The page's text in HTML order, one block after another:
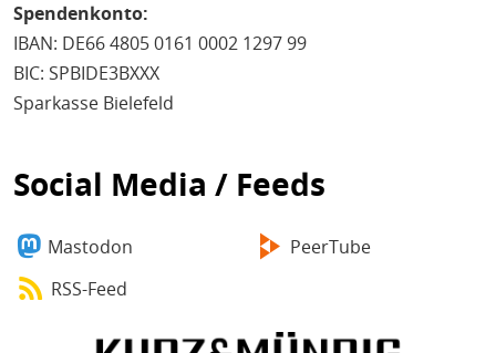
Spendenkonto:
IBAN: DE66 4805 0161 0002 1297 99
BIC: SPBIDE3BXXX
Sparkasse Bielefeld
Social Media / Feeds
Mastodon
PeerTube
RSS-Feed